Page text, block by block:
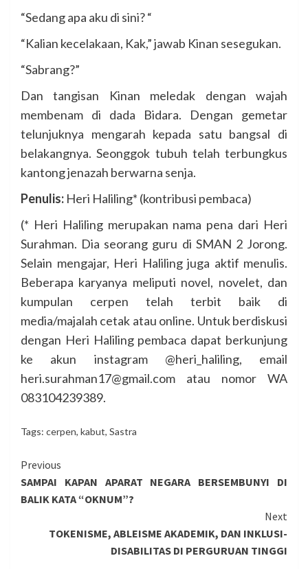
“Sedang apa aku di sini? “
“Kalian kecelakaan, Kak,” jawab Kinan sesegukan.
“Sabrang?”
Dan tangisan Kinan meledak dengan wajah
membenam di dada Bidara. Dengan gemetar
telunjuknya mengarah kepada satu bangsal di
belakangnya. Seonggok tubuh telah terbungkus
kantong jenazah berwarna senja.
Penulis: Heri Haliling* (kontribusi pembaca)
(* Heri Haliling merupakan nama pena dari Heri
Surahman. Dia seorang guru di SMAN 2 Jorong.
Selain mengajar, Heri Haliling juga aktif menulis.
Beberapa karyanya meliputi novel, novelet, dan
kumpulan cerpen telah terbit baik di
media/majalah cetak atau online. Untuk berdiskusi
dengan Heri Haliling pembaca dapat berkunjung
ke akun instagram @heri_haliling, email
heri.surahman17@gmail.com atau nomor WA
083104239389.
Tags: cerpen, kabut, Sastra
Continue
Reading
Previous
SAMPAI KAPAN APARAT NEGARA BERSEMBUNYI DI
BALIK KATA “OKNUM”?
Next
TOKENISME, ABLEISME AKADEMIK, DAN INKLUSI-
DISABILITAS DI PERGURUAN TINGGI